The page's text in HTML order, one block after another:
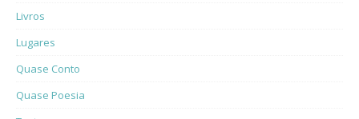
Livros
Lugares
Quase Conto
Quase Poesia